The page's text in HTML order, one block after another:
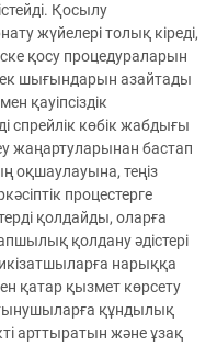
Қосылу
жүйелері толық кіреді,
қосу процедураларын
шығындарын азайтады
қауіпсіздік
спрейлік көбік жабдығы
жаңартуларынан бастап
теңіз
процестерге
қолдайды, оларға
қолдану әдістері
нарыққа
қатар қызмет көрсету
құндылық
арттыратын және ұзақ